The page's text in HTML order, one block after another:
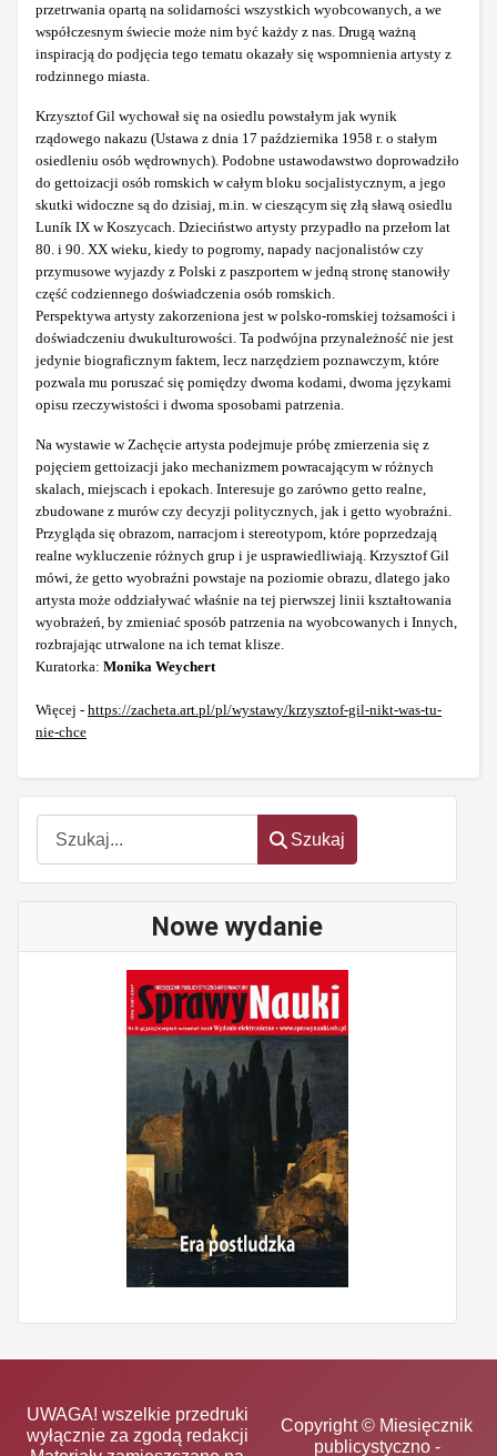
Szukaj
Szukaj
Nowe wydanie
przetrwania opartą na solidarności wszystkich wyobcowanych, a we
współczesnym świecie może nim być każdy z nas. Drugą ważną
inspiracją do podjęcia tego tematu okazały się wspomnienia artysty z
rodzinnego miasta.
Krzysztof Gil wychował się na osiedlu powstałym jak wynik
rządowego nakazu (Ustawa z dnia 17 października 1958 r. o stałym
osiedleniu osób wędrownych). Podobne ustawodawstwo doprowadziło
do gettoizacji osób romskich w całym bloku socjalistycznym, a jego
skutki widoczne są do dzisiaj, m.in. w cieszącym się złą sławą osiedlu
Luník IX w Koszycach. Dzieciństwo artysty przypadło na przełom lat
80. i 90. XX wieku, kiedy to pogromy, napady nacjonalistów czy
przymusowe wyjazdy z Polski z paszportem w jedną stronę stanowiły
część codziennego doświadczenia osób romskich.
Perspektywa artysty zakorzeniona jest w polsko-romskiej tożsamości i
doświadczeniu dwukulturowości. Ta podwójna przynależność nie jest
jedynie biograficznym faktem, lecz narzędziem poznawczym, które
pozwala mu poruszać się pomiędzy dwoma kodami, dwoma językami
opisu rzeczywistości i dwoma sposobami patrzenia.
Na wystawie w Zachęcie artysta podejmuje próbę zmierzenia się z
pojęciem gettoizacji jako mechanizmem powracającym w różnych
skalach, miejscach i epokach. Interesuje go zarówno getto realne,
zbudowane z murów czy decyzji politycznych, jak i getto wyobraźni.
Przygląda się obrazom, narracjom i stereotypom, które poprzedzają
realne wykluczenie różnych grup i je usprawiedliwiają. Krzysztof Gil
mówi, że getto wyobraźni powstaje na poziomie obrazu, dlatego jako
artysta może oddziaływać właśnie na tej pierwszej linii kształtowania
wyobrażeń, by zmieniać sposób patrzenia na wyobcowanych i Innych,
rozbrajając utrwalone na ich temat klisze.
Kuratorka: Monika Weychert
Więcej - https://zacheta.art.pl/pl/wystawy/krzysztof-gil-nikt-was-tu-
nie-chce
UWAGA! wszelkie przedruki
wyłącznie za zgodą redakcji
Copyright © Miesięcznik
publicystyczno -